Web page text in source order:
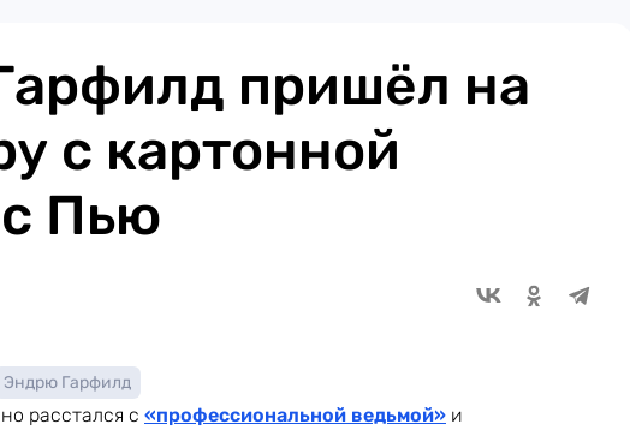
пришёл на
с картонной
Пью
Эндрю Гарфилд
расстался с «профессиональной ведьмой» и